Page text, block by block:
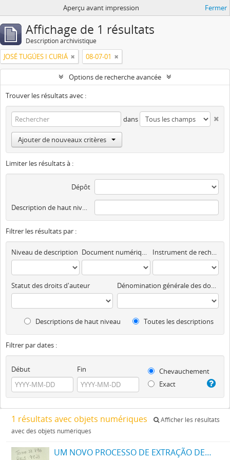
Aperçu avant impression Fermer
Affichage de 1 résultats
Description archivistique
JOSÉ TUGÚES I CURIÁ 08-07-01
Options de recherche avancée
Trouver les résultats avec :
dans
Ajouter de nouveaux critères
Limiter les résultats à :
Dépôt
Description de haut niveau
Filtrer les résultats par :
Niveau de description Document numérique disponible Instrument de recherche
Statut des droits d'auteur Dénomination générale des documents
Descriptions de haut niveau Toutes les descriptions
Filtrer par dates :
Début Fin
Chevauchement
Exact
1 résultats avec objets numériques
Afficher les résultats
avec des objets numériques
UM NOVO PROCESSO DE EXTRAÇÃO DE MATERIA CORANTE DOS VEGETAES